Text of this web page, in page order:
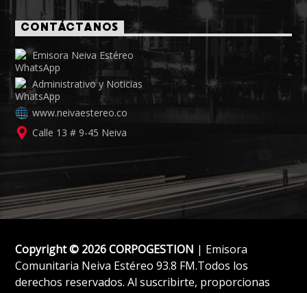
CONTÁCTANOS
Emisora Neiva Estéreo
Administrativo y Noticias
www.neivaestereo.co
Calle 13 # 9-45 Neiva
Copyright © 2026 CORPOGESTION | Emisora
Comunitaria Neiva Estéreo 93.8 FM.Todos los
derechos reservados. Al suscribirte, proporcionas